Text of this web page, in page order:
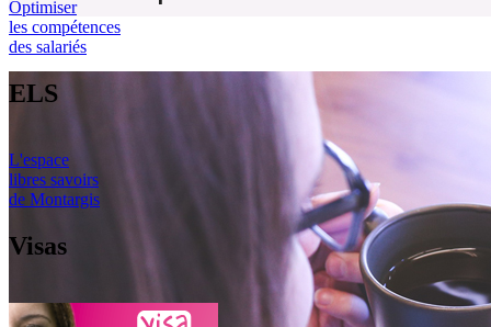
Optimiser
les compétences
des salariés
ELS
L'espace
libres savoirs
de Montargis
Visas